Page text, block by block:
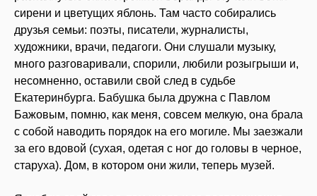
сирени и цветущих яблонь. Там часто собирались
друзья семьи: поэты, писатели, журналисты,
художники, врачи, педагоги. Они слушали музыку,
много разговаривали, спорили, любили розыгрыши и,
несомненно, оставили свой след в судьбе
Екатеринбурга. Бабушка была дружна с Павлом
Бажовым, помню, как меня, совсем мелкую, она брала
с собой наводить порядок на его могиле. Мы заезжали
за его вдовой (сухая, одетая с ног до головы в черное,
старуха). Дом, в котором они жили, теперь музей.